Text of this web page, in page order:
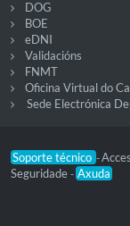
DOG
BOE
eDNI
Validacións
FNMT
Oficina Virtual do
Sede Electrónica
Soporte técnico -
Seguridade - Axuda